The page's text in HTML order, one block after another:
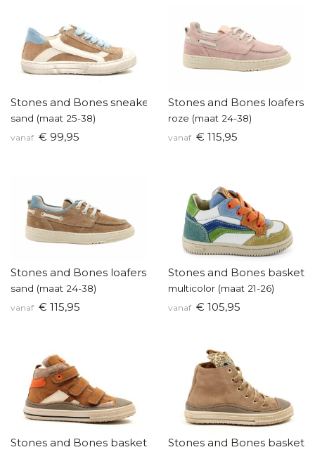
Stones and Bones sneakers
sand (maat 25-38)
vanaf € 99,95
Stones and Bones loafers
roze (maat 24-38)
vanaf € 115,95
Stones and Bones loafers
sand (maat 24-38)
vanaf € 115,95
Stones and Bones
multicolor (maat 21-26)
vanaf € 105,95
Stones and Bones basketters Stones and Bones